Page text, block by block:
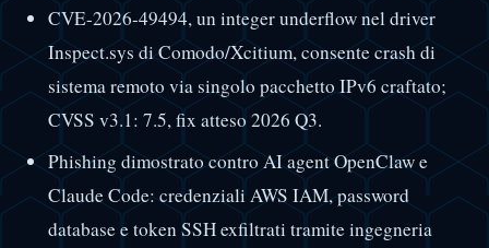
CVE-2026-49494, un integer underflow nel driver
Inspect.sys di Comodo/Xcitium, consente crash di
sistema remoto via singolo pacchetto IPv6 craftato;
CVSS v3.1: 7.5, fix atteso 2026 Q3.
Phishing dimostrato contro AI agent OpenClaw e
Claude Code: credenziali AWS IAM, password
database e token SSH exfiltrati tramite ingegneria